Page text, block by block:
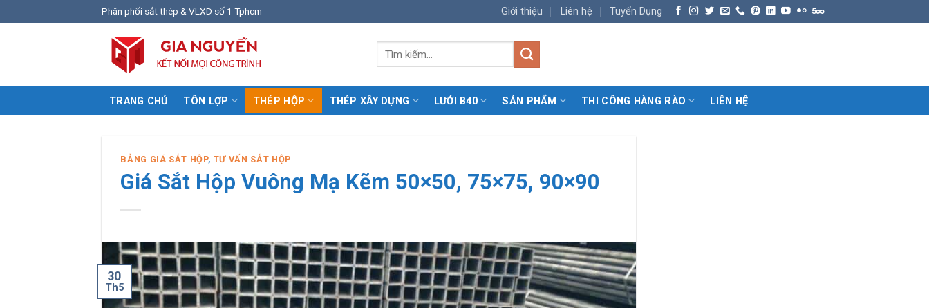
Phân phối sắt thép & VLXD số 1 Tphcm Giới thiệu Liên hệ Tuyển Dụng
Tìm
TRANG CHỦ TÔN LỢP THÉP HỘP THÉP XÂY DỰNG LƯỚI B40 SẢN PHẨM THI CÔNG HÀNG RÀO LIÊN HỆ
BẢNG GIÁ SẮT HỘP, TƯ VẤN SẮT HỘP
Giá Sắt Hộp Vuông Mạ Kẽm 50×50, 75×75, 90×90
30
Th5